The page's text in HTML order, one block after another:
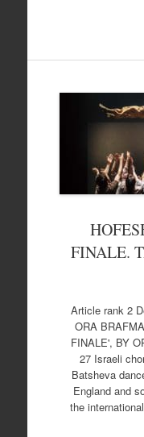
FINALE.
Article rank 2
ORA
FINALE', BY
27 Israeli
Batsheva
England and
the